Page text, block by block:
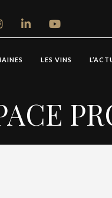
LES VINS